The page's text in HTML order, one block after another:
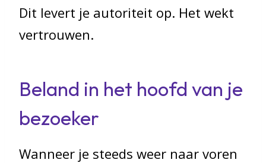
Dit levert je autoriteit op. Het wekt
vertrouwen.
Beland in het hoofd van je
bezoeker
Wanneer je steeds weer naar voren